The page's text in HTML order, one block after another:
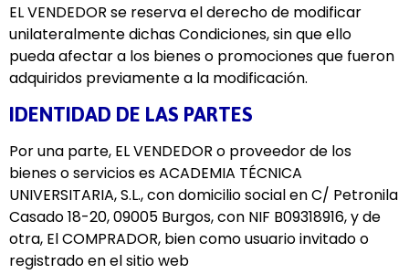
EL VENDEDOR se reserva el derecho de modificar
unilateralmente dichas Condiciones, sin que ello
pueda afectar a los bienes o promociones que fueron
adquiridos previamente a la modificación.
IDENTIDAD DE LAS PARTES
Por una parte, EL VENDEDOR o proveedor de los
bienes o servicios es ACADEMIA TÉCNICA
UNIVERSITARIA, S.L., con domicilio social en C/ Petronila
Casado 18-20, 09005 Burgos, con NIF B09318916, y de
otra, El COMPRADOR, bien como usuario invitado o
registrado en el sitio web